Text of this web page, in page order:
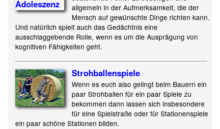
allgemein in der Aufmerksamkeit, die der
Mensch auf gewünschte Dinge richten kann.
Und natürlich spielt auch das Gedächtnis eine
ausschlaggebende Rolle, wenn es um die Ausprägung von
kognitiven Fähigkeiten geht.
Strohballenspiele
Wenn es euch also gelingt beim Bauern ein
paar Strohballen für ein paar Spiele zu
bekommen dann lassen sich insbesondere
für eine Spielstraße oder für Stationenspiele
ein paar schöne Stationen bilden.